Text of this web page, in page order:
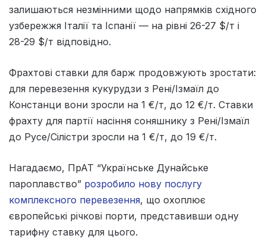
залишаються незмінними щодо напрямків східного
узбережжя Італії та Іспанії — на рівні 26-27 $/т і
28-29 $/т відповідно.
Фрахтові ставки для барж продовжують зростати:
для перевезення кукурудзи з Рені/Ізмаїл до
Констанци вони зросли на 1 €/т, до 12 €/т. Ставки
фрахту для партії насіння соняшнику з Рені/Ізмаїл
до Русе/Сілістри зросли на 1 €/т, до 19 €/т.
Нагадаємо, ПрАТ “Українське Дунайське
пароплавство” розробило нову послугу
комплексного перевезення, що охоплює
європейські річкові порти, представивши одну
тарифну ставку для цього.